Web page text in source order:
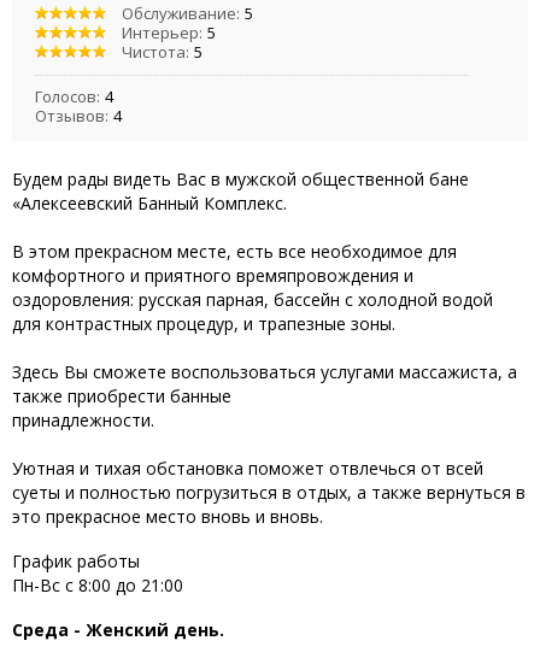
Обслуживание: 5
Интерьер: 5
Чистота: 5
Голосов: 4
Отзывов: 4
Будем рады видеть Вас в мужской общественной бане
«Алексеевский Банный Комплекс.
В этом прекрасном месте, есть все необходимое для
комфортного и приятного времяпровождения и
оздоровления: русская парная, бассейн с холодной водой
для контрастных процедур, и трапезные зоны.
Здесь Вы сможете воспользоваться услугами массажиста, а
также приобрести банные
принадлежности.
Уютная и тихая обстановка поможет отвлечься от всей
суеты и полностью погрузиться в отдых, а также вернуться в
это прекрасное место вновь и вновь.
График работы
Пн-Вс с 8:00 до 21:00
Среда - Женский день.